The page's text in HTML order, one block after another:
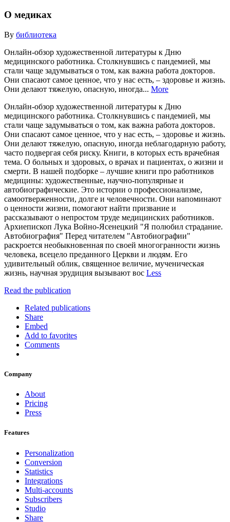
О медиках
By библиотека
Онлайн-обзор художественной литературы к Дню
медицинского работника. Столкнувшись с пандемией, мы
стали чаще задумываться о том, как важна работа докторов.
Они спасают самое ценное, что у нас есть, – здоровье и жизнь.
Они делают тяжелую, опасную, иногда... More
Онлайн-обзор художественной литературы к Дню
медицинского работника. Столкнувшись с пандемией, мы
стали чаще задумываться о том, как важна работа докторов.
Они спасают самое ценное, что у нас есть, – здоровье и жизнь.
Они делают тяжелую, опасную, иногда неблагодарную работу,
часто подвергая себя риску. Книги, в которых есть врачебная
тема. О больных и здоровых, о врачах и пациентах, о жизни и
смерти. В нашей подборке – лучшие книги про работников
медицины: художественные, научно-популярные и
автобиографические. Это истории о профессионализме,
самоотверженности, долге и человечности. Они напоминают
о ценности жизни, помогают найти призвание и
рассказывают о непростом труде медицинских работников.
Архиепископ Лука Войно-Ясенецкий "Я полюбил страдание.
Автобиография" Перед читателем "Автобиографии"
раскроется необыкновенная по своей многогранности жизнь
человека, всецело преданного Церкви и людям. Его
удивительный облик, священное величие, мученическая
жизнь, научная эрудиция вызывают вос Less
Read the publication
Related publications
Share
Embed
Add to favorites
Comments
Company
About
Pricing
Press
Features
Personalization
Conversion
Statistics
Integrations
Multi-accounts
Subscribers
Studio
Share